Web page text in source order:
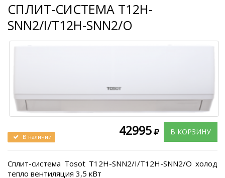
СПЛИТ-СИСТЕМА T12H-
SNN2/I/T12H-SNN2/O
В КОРЗИНУ
42995
В наличии
Сплит-система Tosot T12H-SNN2/I/T12H-SNN2/O холод
тепло вентиляция 3,5 кВт